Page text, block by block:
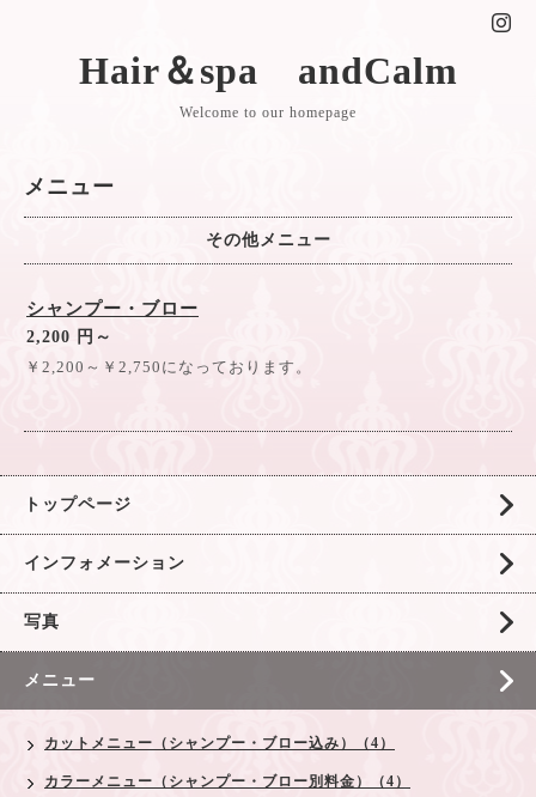
Hair＆spa andCalm
Welcome to our homepage
メニュー
その他メニュー
シャンプー・ブロー
2,200 円～
￥2,200～￥2,750になっております。
トップページ
インフォメーション
写真
メニュー
カットメニュー（シャンプー・ブロー込み）（4）
カラーメニュー（シャンプー・ブロー別料金）（4）